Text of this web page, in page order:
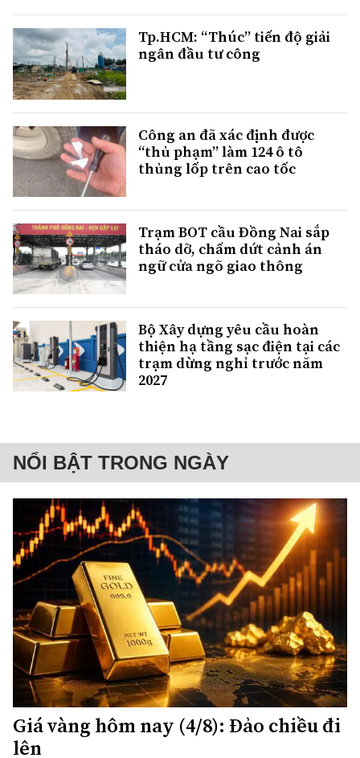
Tp.HCM: “Thúc” tiến độ giải
ngân đầu tư công
Công an đã xác định được
“thủ phạm” làm 124 ô tô
thủng lốp trên cao tốc
Trạm BOT cầu Đồng Nai sắp
tháo dỡ, chấm dứt cảnh án
ngữ cửa ngõ giao thông
Bộ Xây dựng yêu cầu hoàn
thiện hạ tầng sạc điện tại các
trạm dừng nghỉ trước năm
2027
NỔI BẬT TRONG NGÀY
Giá vàng hôm nay (4/8): Đảo chiều đi
lên